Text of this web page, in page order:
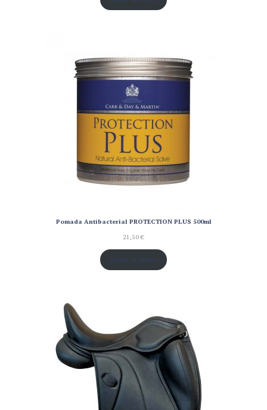
Pomada Antibacterial PROTECTION PLUS 500ml
21,50€
Añadir al carrito